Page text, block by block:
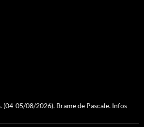
(04-05/08/2026). Brame de Pascale. Infos